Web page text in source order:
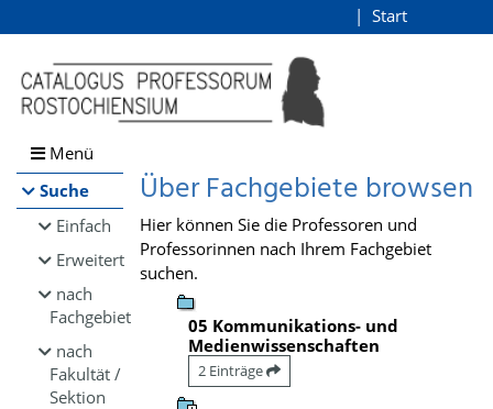
Browsen
direkt zum Inhalt
Start
Menü
Suche
Einfach
Erweitert
nach
Fachgebiet
nach
Fakultät /
Sektion
Über Fachgebiete browsen
Hier können Sie die Professoren und
Professorinnen nach Ihrem Fachgebiet
suchen.
05 Kommunikations- und
Medienwissenschaften
2 Einträge